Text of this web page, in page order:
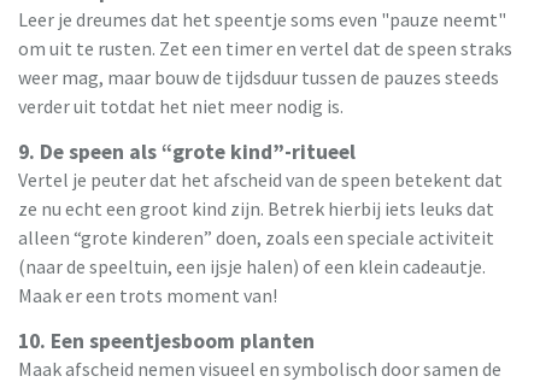
Leer je dreumes dat het speentje soms even "pauze neemt"
om uit te rusten. Zet een timer en vertel dat de speen straks
weer mag, maar bouw de tijdsduur tussen de pauzes steeds
verder uit totdat het niet meer nodig is.
9. De speen als “grote kind”-ritueel
Vertel je peuter dat het afscheid van de speen betekent dat
ze nu echt een groot kind zijn. Betrek hierbij iets leuks dat
alleen “grote kinderen” doen, zoals een speciale activiteit
(naar de speeltuin, een ijsje halen) of een klein cadeautje.
Maak er een trots moment van!
10. Een speentjesboom planten
Maak afscheid nemen visueel en symbolisch door samen de